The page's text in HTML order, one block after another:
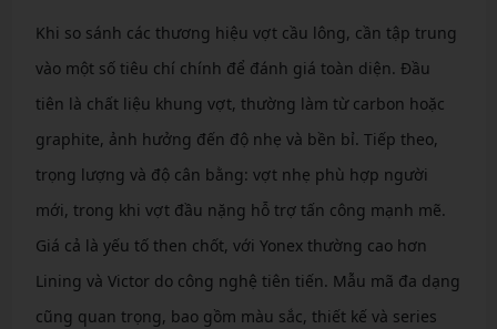
Khi so sánh các thương hiệu vợt cầu lông, cần tập trung
vào một số tiêu chí chính để đánh giá toàn diện. Đầu
tiên là chất liệu khung vợt, thường làm từ carbon hoặc
graphite, ảnh hưởng đến độ nhẹ và bền bỉ. Tiếp theo,
trọng lượng và độ cân bằng: vợt nhẹ phù hợp người
mới, trong khi vợt đầu nặng hỗ trợ tấn công mạnh mẽ.
Giá cả là yếu tố then chốt, với Yonex thường cao hơn
Lining và Victor do công nghệ tiên tiến. Mẫu mã đa dạng
cũng quan trọng, bao gồm màu sắc, thiết kế và series